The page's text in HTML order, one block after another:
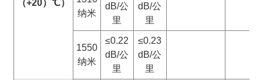
（+20） ℃）
纳米
dB/公
里
dB/公
里
1550
纳米
≤0.22
dB/公
里
≤0.23
dB/公
里